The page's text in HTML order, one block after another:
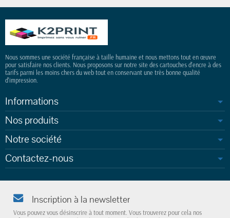
Nous sommes une société française à taille humaine et nous mettons tout en œuvre
pour satisfaire nos clients. Nous proposons sur notre site des cartouches d'encre à des
tarifs parmi les moins chers du web tout en conservant une très bonne qualité
d'impression.
Informations
Nos produits
Notre société
Contactez-nous
Inscription à la newsletter
Vous pouvez vous désinscrire à tout moment. Vous trouverez pour cela nos